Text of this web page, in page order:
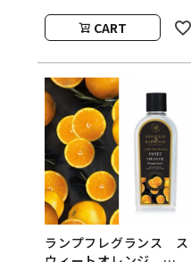
（アシュレイアンドバー
ウッド）CART
ランプフレグランス ス